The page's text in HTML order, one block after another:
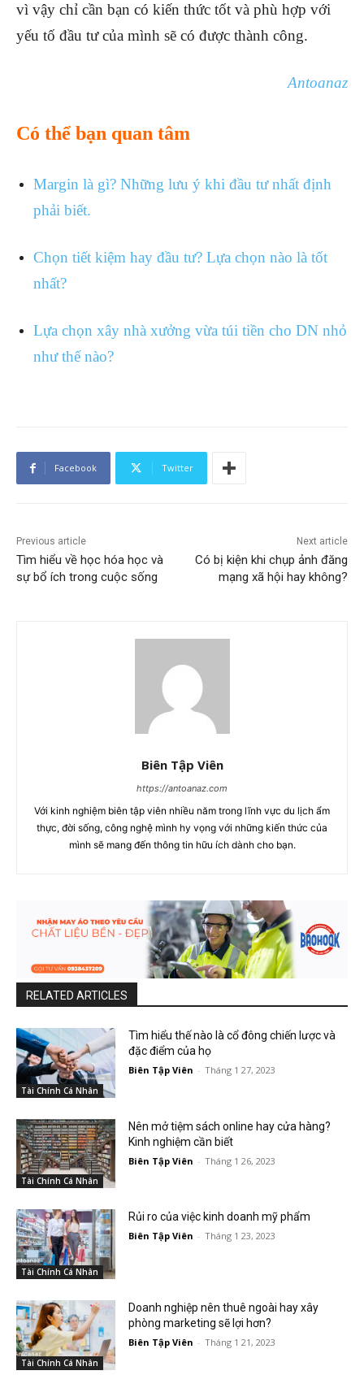
vì vậy chỉ cần bạn có kiến thức tốt và phù hợp với
yếu tố đầu tư của mình sẽ có được thành công.
Antoanaz
Có thể bạn quan tâm
Margin là gì? Những lưu ý khi đầu tư nhất định
phải biết.
Chọn tiết kiệm hay đầu tư? Lựa chọn nào là tốt
nhất?
Lựa chọn xây nhà xưởng vừa túi tiền cho DN nhỏ
như thế nào?
Facebook Twitter
Previous article
Tìm hiểu về học hóa học và
sự bổ ích trong cuộc sống
Next article
Có bị kiện khi chụp ảnh đăng
mạng xã hội hay không?
Biên Tập Viên
https://antoanaz.com
Với kinh nghiệm biên tập viên nhiều năm trong lĩnh vực du lịch ẩm
thực, đời sống, công nghệ mình hy vọng với những kiến thức của
mình sẽ mang đến thông tin hữu ích dành cho bạn.
RELATED ARTICLES
Tài Chính Cá Nhân
Tìm hiểu thế nào là cổ đông chiến lược và
đặc điểm của họ
Biên Tập Viên - Tháng 1 27, 2023
Tài Chính Cá Nhân
Nên mở tiệm sách online hay cửa hàng?
Kinh nghiệm cần biết
Biên Tập Viên - Tháng 1 26, 2023
Tài Chính Cá Nhân
Rủi ro của việc kinh doanh mỹ phẩm
Biên Tập Viên - Tháng 1 23, 2023
Tài Chính Cá Nhân
Doanh nghiệp nên thuê ngoài hay xây
phòng marketing sẽ lợi hơn?
Biên Tập Viên - Tháng 1 21, 2023